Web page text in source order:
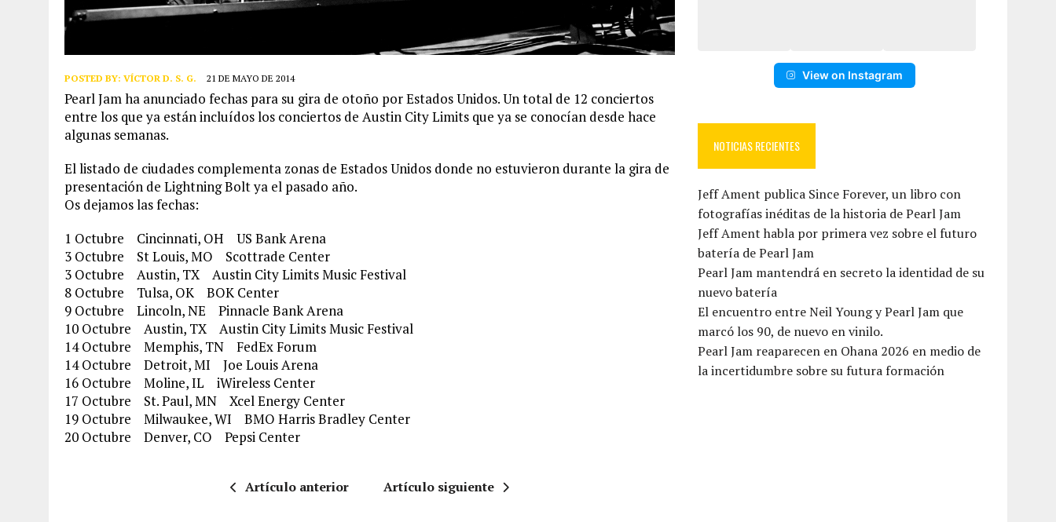
POSTED BY: VÍCTOR D. S. G. 21 DE MAYO DE 2014
Pearl Jam ha anunciado fechas para su gira de otoño por Estados Unidos. Un total de 12 conciertos
entre los que ya están incluídos los conciertos de Austin City Limits que ya se conocían desde hace
algunas semanas.
El listado de ciudades complementa zonas de Estados Unidos donde no estuvieron durante la gira de
presentación de Lightning Bolt ya el pasado año.
Os dejamos las fechas:
1 Octubre Cincinnati, OH US Bank Arena
3 Octubre St Louis, MO Scottrade Center
3 Octubre Austin, TX Austin City Limits Music Festival
8 Octubre Tulsa, OK BOK Center
9 Octubre Lincoln, NE Pinnacle Bank Arena
10 Octubre Austin, TX Austin City Limits Music Festival
14 Octubre Memphis, TN FedEx Forum
14 Octubre Detroit, MI Joe Louis Arena
16 Octubre Moline, IL iWireless Center
17 Octubre St. Paul, MN Xcel Energy Center
19 Octubre Milwaukee, WI BMO Harris Bradley Center
20 Octubre Denver, CO Pepsi Center
Artículo anterior Artículo siguiente
View on Instagram
NOTICIAS RECIENTES
Jeff Ament publica Since Forever, un libro con
fotografías inéditas de la historia de Pearl Jam
Jeff Ament habla por primera vez sobre el futuro
batería de Pearl Jam
Pearl Jam mantendrá en secreto la identidad de su
nuevo batería
El encuentro entre Neil Young y Pearl Jam que
marcó los 90, de nuevo en vinilo.
Pearl Jam reaparecen en Ohana 2026 en medio de
la incertidumbre sobre su futura formación